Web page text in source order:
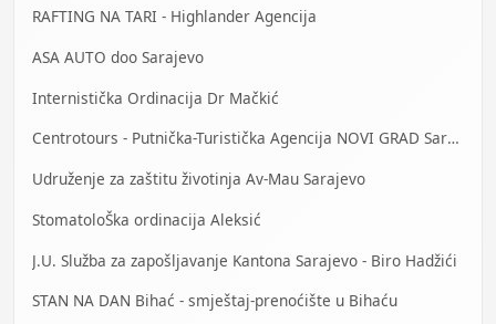
RAFTING NA TARI - Highlander Agencija
ASA AUTO doo Sarajevo
Internistička Ordinacija Dr Mačkić
Centrotours - Putnička-Turistička Agencija NOVI GRAD Sarajevo
Udruženje za zaštitu životinja Av-Mau Sarajevo
StomatoloŠka ordinacija Aleksić
J.U. Služba za zapošljavanje Kantona Sarajevo - Biro Hadžići
STAN NA DAN Bihać - smještaj-prenoćište u Bihaću